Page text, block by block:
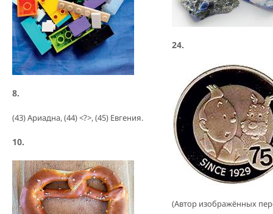
8.
(43) Ариадна, (44) <?>, (45) Евгения.
10.
24.
(Автор изображённых